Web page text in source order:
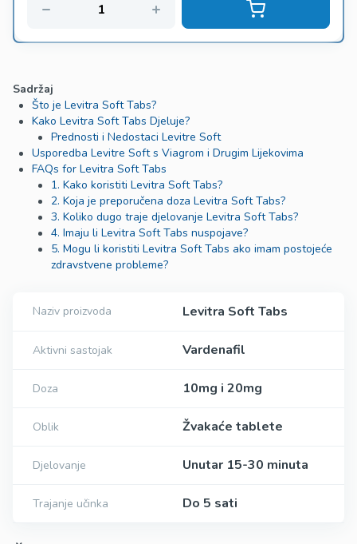
Sadržaj
Što je Levitra Soft Tabs?
Kako Levitra Soft Tabs Djeluje?
Prednosti i Nedostaci Levitre Soft
Usporedba Levitre Soft s Viagrom i Drugim Lijekovima
FAQs for Levitra Soft Tabs
1. Kako koristiti Levitra Soft Tabs?
2. Koja je preporučena doza Levitra Soft Tabs?
3. Koliko dugo traje djelovanje Levitra Soft Tabs?
4. Imaju li Levitra Soft Tabs nuspojave?
5. Mogu li koristiti Levitra Soft Tabs ako imam postojeće
zdravstvene probleme?
Naziv proizvoda Levitra Soft Tabs
Aktivni sastojak Vardenafil
Doza 10mg i 20mg
Oblik Žvakaće tablete
Djelovanje Unutar 15-30 minuta
Trajanje učinka Do 5 sati